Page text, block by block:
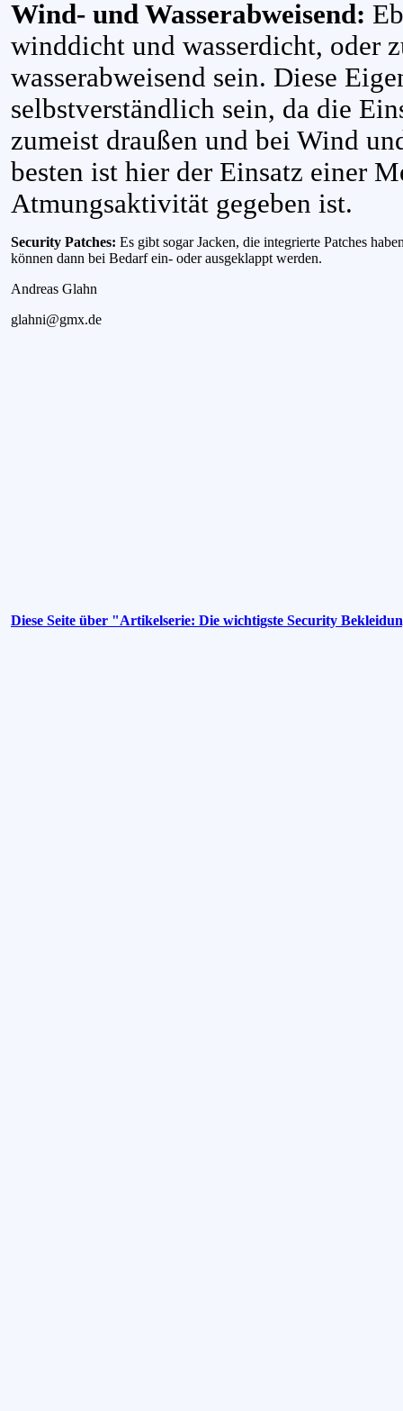
Wind- und Wasserabweisend:
winddicht und wasserdicht, oder
wasserabweisend sein. Diese
selbstverständlich sein, da die
zumeist draußen und bei Wind
besten ist hier der Einsatz einer
Atmungsaktivität gegeben ist.
Security Patches: Es gibt sogar Jacken, die integrierte Patches
können dann bei Bedarf ein- oder ausgeklappt werden.
Andreas Glahn
glahni@gmx.de
Diese Seite über "Artikelserie: Die wichtigste Security